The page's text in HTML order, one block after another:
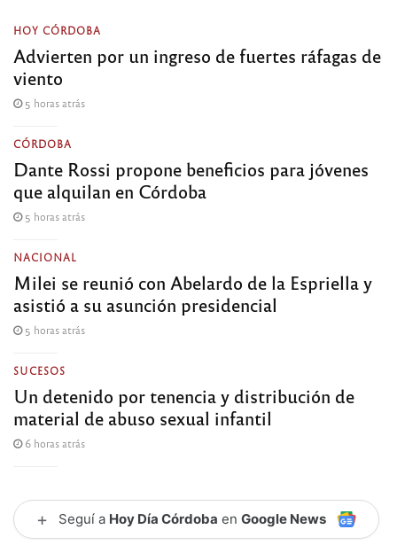
HOY CÓRDOBA
Advierten por un ingreso de fuertes ráfagas de
viento
5 horas atrás
CÓRDOBA
Dante Rossi propone beneficios para jóvenes
que alquilan en Córdoba
5 horas atrás
NACIONAL
Milei se reunió con Abelardo de la Espriella y
asistió a su asunción presidencial
5 horas atrás
SUCESOS
Un detenido por tenencia y distribución de
material de abuso sexual infantil
6 horas atrás
+ Seguí a Hoy Día Córdoba en Google News